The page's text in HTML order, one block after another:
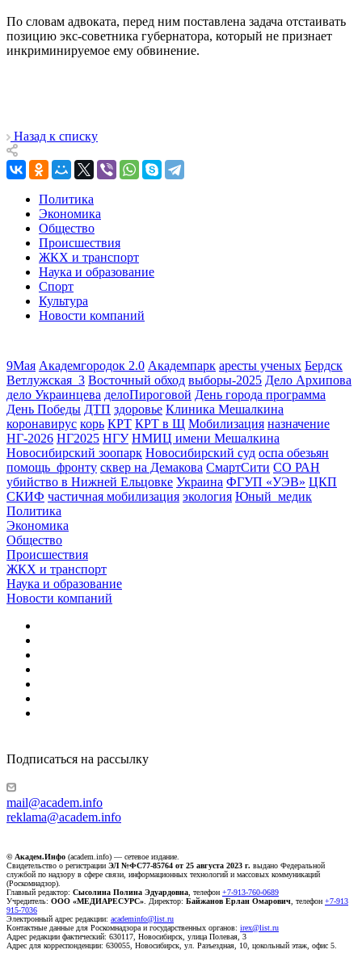
По словам адвоката, перед ним поставлена задача отстаивать
позицию экс-советника губернатора, который не признает
инкриминируемое ему обвинение.
Назад к списку
Политика
Экономика
Общество
Происшествия
ЖКХ и транспорт
Наука и образование
Спорт
Культура
Новости компаний
9Мая Академгородок 2.0 Академпарк аресты ученых Бердск
Ветлужская_3 Восточный обход выборы-2025 Дело Архипова
дело Украинцева делоПироговой День города программа
День Победы ДТП здоровье Клиника Мешалкина
коронавирус корь КРТ КРТ в Щ Мобилизация назначение
НГ-2026 НГ2025 НГУ НМИЦ имени Мешалкина
Новосибирский зоопарк Новосибирский суд оспа обезьян
помощь_фронту сквер на Демакова СмартСити СО РАН
убийство в Нижней Ельцовке Украина ФГУП «УЭВ» ЦКП
СКИФ частичная мобилизация экология Юный_медик
Политика
Экономика
Общество
Происшествия
ЖКХ и транспорт
Наука и образование
Новости компаний
Подписаться на рассылку
mail@academ.info
reklama@academ.info
© Академ.Инфо (academ.info) — сетевое издание.
Свидетельство о регистрации ЭЛ №ФС77-85764 от 25 августа 2023 г. выдано Федеральной
службой по надзору в сфере связи, информационных технологий и массовых коммуникаций
(Роскомнадзор).
Главный редактор: Сысолина Полина Эдуардовна , телефон +7-913-760-0689
Учредитель: ООО «МЕДИАРЕСУРС» . Директор: Байжанов Ерлан Омарович , телефон +7-913
915-7036
Электронный адрес редакции: academinfo@list.ru
Контактные данные для Роскомнадзора и государственных органов: irex@list.ru
Адрес редакции фактический: 630117, Новосибирск, улица Полевая, 3
Адрес для корреспонденции: 630055, Новосибирск, ул. Разъездная, 10, цокольный этаж, офис 5.